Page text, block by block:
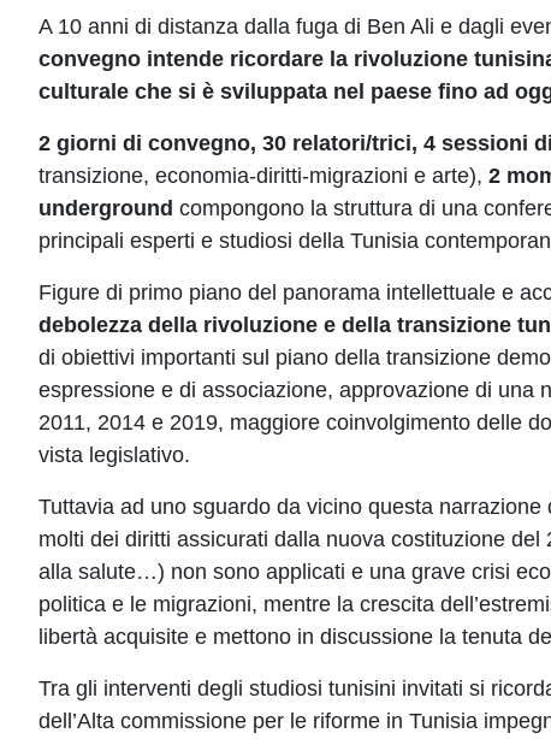
A 10 anni di distanza dalla fuga di Ben Ali e dagli
convegno intende ricordare la rivoluzione
culturale che si è sviluppata nel paese fino ad
2 giorni di convegno, 30 relatori/trici, 4 sessioni
transizione, economia-diritti-migrazioni e arte), 2
underground compongono la struttura di una
principali esperti e studiosi della Tunisia
Figure di primo piano del panorama intellettuale e
debolezza della rivoluzione e della transizione
di obiettivi importanti sul piano della transizione
espressione e di associazione, approvazione di una
2011, 2014 e 2019, maggiore coinvolgimento delle
vista legislativo.
Tuttavia ad uno sguardo da vicino questa
molti dei diritti assicurati dalla nuova costituzione del
alla salute…) non sono applicati e una grave crisi
politica e le migrazioni, mentre la crescita
libertà acquisite e mettono in discussione la tenuta
Tra gli interventi degli studiosi tunisini invitati si
dell’Alta commissione per le riforme in Tunisia